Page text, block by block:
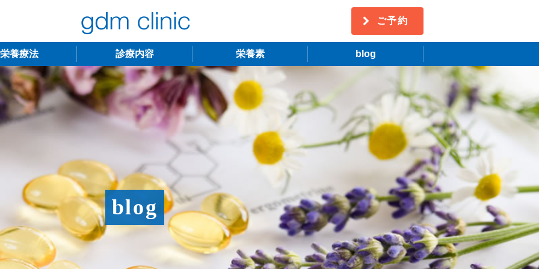
ご予約
栄養療法 診療内容
不妊治療 うつ・慢性疲労
更年期障害
ニキビ・シミ
レーザー脱毛 月経
栄養素 blog
blog